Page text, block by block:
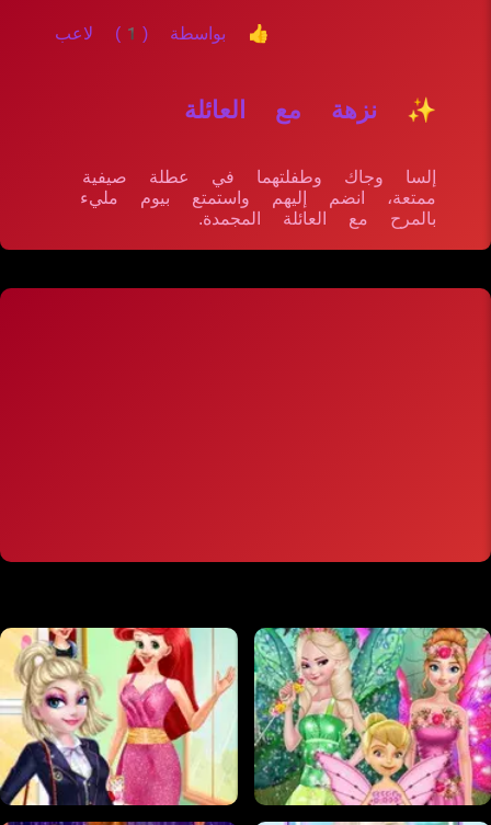
👍 بواسطة (1) لاعب
✨ نزهة مع العائلة
إلسا وجاك وطفلتهما في عطلة صيفية
ممتعة، انضم إليهم واستمتع بيوم مليء
بالمرح مع العائلة المجمدة.